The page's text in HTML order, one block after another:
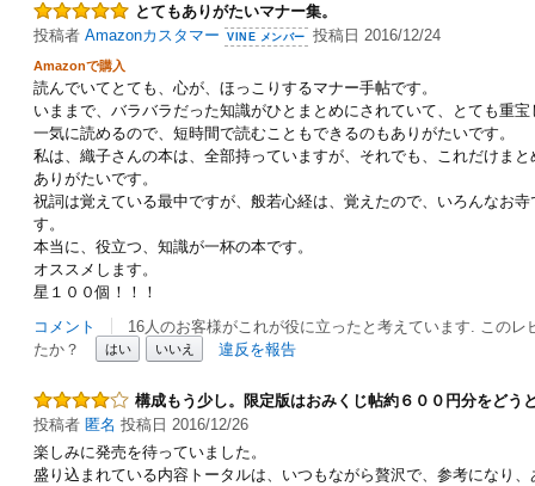
とてもありがたいマナー集。
投稿者 Amazonカスタマー VINE メンバー 投稿日 2016/12/24
Amazonで購入
読んでいてとても、心が、ほっこりするマナー手帖です。
いままで、バラバラだった知識がひとまとめにされていて、とても重宝
一気に読めるので、短時間で読むこともできるのもありがたいです。
私は、織子さんの本は、全部持っていますが、それでも、これだけま
ありがたいです。
祝詞は覚えている最中ですが、般若心経は、覚えたので、いろんなお
す。
本当に、役立つ、知識が一杯の本です。
オススメします。
星１００個！！！
コメント
16人のお客様がこれが役に立ったと考えています. このレ
たか？
はい いいえ 違反を報告
構成もう少し。限定版はおみくじ帖約６００円分をどう
投稿者 匿名 投稿日 2016/12/26
楽しみに発売を待っていました。
盛り込まれている内容トータルは、いつもながら贅沢で、参考になり